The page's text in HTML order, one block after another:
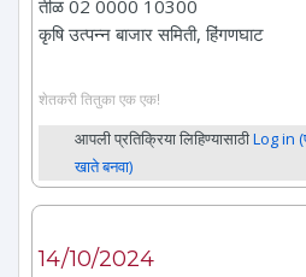
तीळ 02 0000 10300
कृषि उत्पन्न बाजार समिती, हिंगणघाट
शेतकरी तितुका एक एक!
आपली प्रतिक्रिया लिहिण्यासाठीLog in
खाते बनवा)
14/10/2024